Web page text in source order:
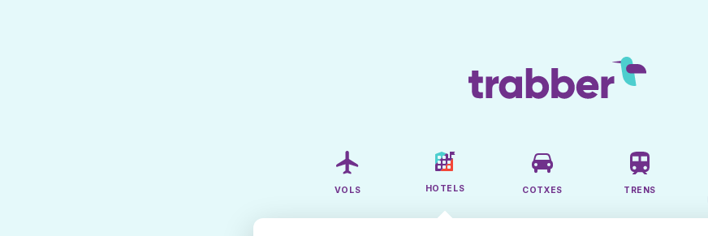
VOLS HOTELS COTXES TRENS